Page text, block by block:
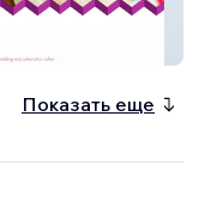
Показать еще